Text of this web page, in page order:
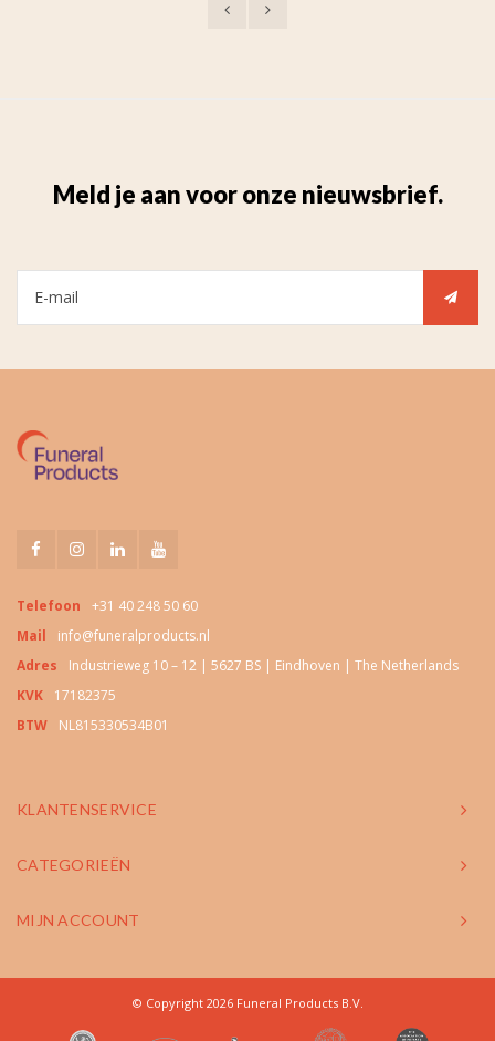
Meld je aan voor onze nieuwsbrief.
Telefoon
+31 40 248 50 60
Mail
info@funeralproducts.nl
Adres
Industrieweg 10 – 12 | 5627 BS | Eindhoven | The Netherlands
KVK
17182375
BTW
NL815330534B01
KLANTENSERVICE
CATEGORIEËN
MIJN ACCOUNT
© Copyright 2026 Funeral Products B.V.